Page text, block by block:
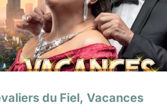
du Fiel, Vacances